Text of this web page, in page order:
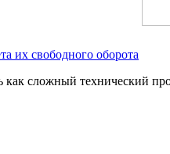
их свободного оборота
как сложный технический